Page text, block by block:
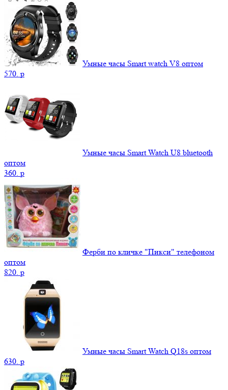
Умные часы Smart watch V8 оптом
570. p
Умные часы Smart Watch U8 bluetooth
оптом
360. p
Ферби по кличке "Пикси" телефоном
оптом
820. p
Умные часы Smart Watch Q18s оптом
630. p